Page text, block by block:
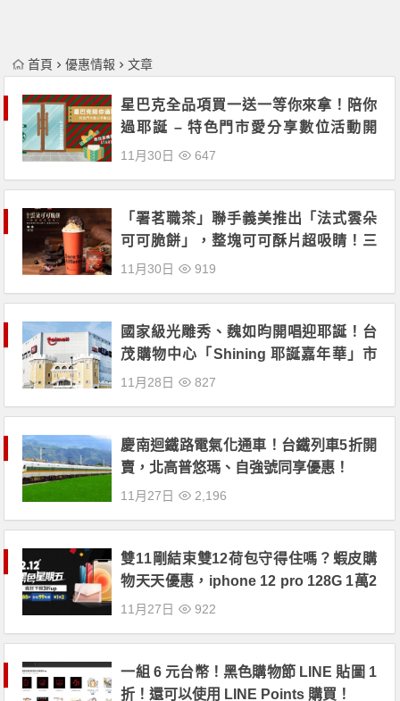
首頁 優惠情報 文章
星巴克全品項買一送一等你來拿！陪你
過耶誕 – 特色門市愛分享數位活動開
跑！
11月30日 647
「署茗職茶」聯手義美推出「法式雲朵
可可脆餅」，整塊可可酥片超吸睛！三
日限定「買一送一」！
11月30日 919
國家級光雕秀、魏如昀開唱迎耶誕！台
茂購物中心「Shining 耶誕嘉年華」市
集、野餐、火舞表演好逛又好拍！
11月28日 827
慶南迴鐵路電氣化通車！台鐵列車5折開
賣，北高普悠瑪、自強號同享優惠！
11月27日 2,196
雙11剛結束雙12荷包守得住嗎？蝦皮購
物天天優惠，iphone 12 pro 128G 1萬2
帶回家！
11月27日 922
一組 6 元台幣！黑色購物節 LINE 貼圖 1
折！還可以使用 LINE Points 購買！